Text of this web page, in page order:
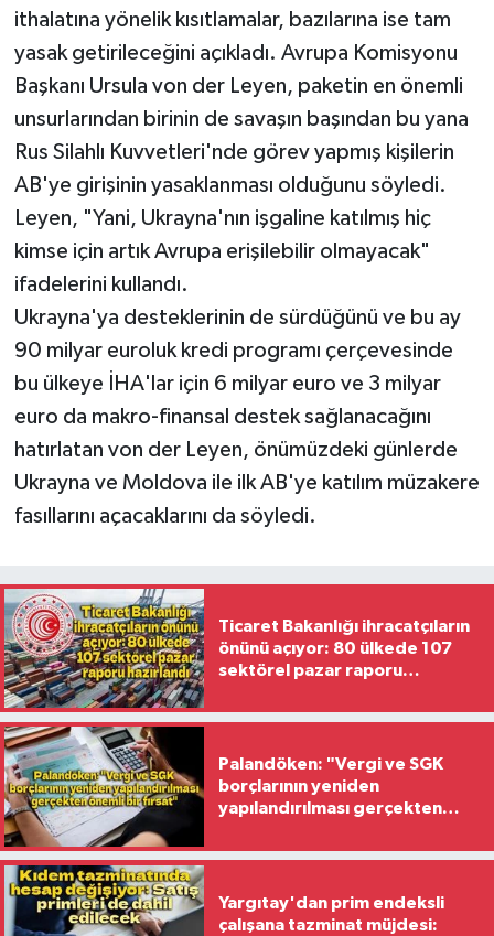
ithalatına yönelik kısıtlamalar, bazılarına ise tam
yasak getirileceğini açıkladı. Avrupa Komisyonu
Başkanı Ursula von der Leyen, paketin en önemli
unsurlarından birinin de savaşın başından bu yana
Rus Silahlı Kuvvetleri'nde görev yapmış kişilerin
AB'ye girişinin yasaklanması olduğunu söyledi.
Leyen, "Yani, Ukrayna'nın işgaline katılmış hiç
kimse için artık Avrupa erişilebilir olmayacak"
ifadelerini kullandı.
Ukrayna'ya desteklerinin de sürdüğünü ve bu ay
90 milyar euroluk kredi programı çerçevesinde
bu ülkeye İHA'lar için 6 milyar euro ve 3 milyar
euro da makro-finansal destek sağlanacağını
hatırlatan von der Leyen, önümüzdeki günlerde
Ukrayna ve Moldova ile ilk AB'ye katılım müzakere
fasıllarını açacaklarını da söyledi.
Ticaret Bakanlığı ihracatçıların
önünü açıyor: 80 ülkede 107
sektörel pazar raporu
Palandöken: "Vergi ve SGK
borçlarının yeniden
yapılandırılması gerçekten
Yargıtay'dan prim endeksli
çalışana tazminat müjdesi: